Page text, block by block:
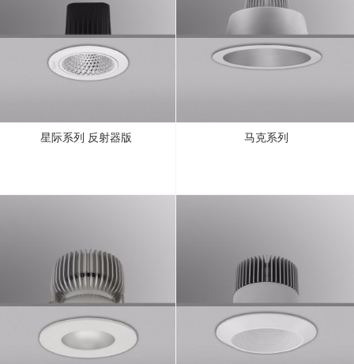
星际系列 反射器版 马克系列